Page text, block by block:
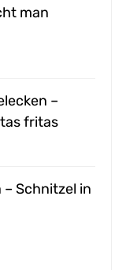
man
–
fritas
– Schnitzel in